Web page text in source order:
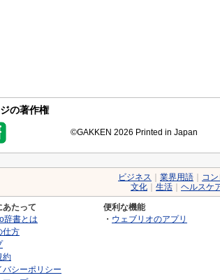
の著作権
©GAKKEN 2026 Printed in Japan
ビジネス 業界用語 コ
文化
生活 ヘルスケ
あたって
辞書とは
仕方
約
バシーポリシー
便利な機能
・ ウェブリオのアプリ